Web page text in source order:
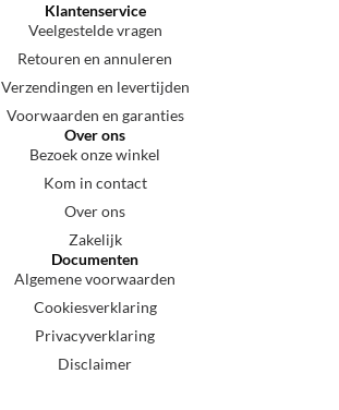
Klantenservice
Veelgestelde vragen
Retouren en annuleren
Verzendingen en levertijden
Voorwaarden en garanties
Over ons
Bezoek onze winkel
Kom in contact
Over ons
Zakelijk
Documenten
Algemene voorwaarden
Cookiesverklaring
Privacyverklaring
Disclaimer